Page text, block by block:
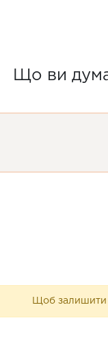
Що ви
Щоб залишити